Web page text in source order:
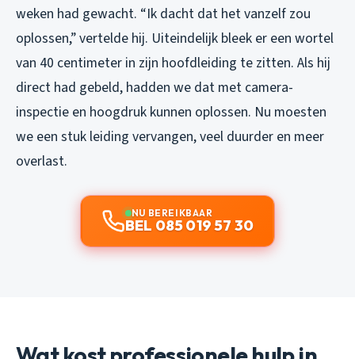
weken had gewacht. “Ik dacht dat het vanzelf zou
oplossen,” vertelde hij. Uiteindelijk bleek er een wortel
van 40 centimeter in zijn hoofdleiding te zitten. Als hij
direct had gebeld, hadden we dat met camera-
inspectie en hoogdruk kunnen oplossen. Nu moesten
we een stuk leiding vervangen, veel duurder en meer
overlast.
NU BEREIKBAAR
BEL 085 019 57 30